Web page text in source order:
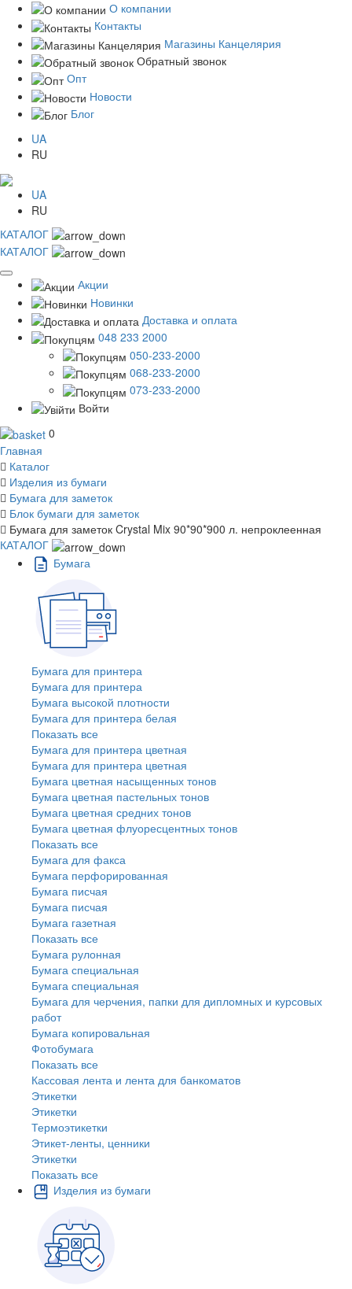
О компании
Контакты
Магазины Канцелярия
Обратный звонок
Опт
Новости
Блог
UA
RU
UA
RU
КАТАЛОГ
КАТАЛОГ
Акции
Новинки
Доставка и оплата
048 233 2000
050-233-2000
068-233-2000
073-233-2000
Войти
0
Главная
Каталог
Изделия из бумаги
Бумага для заметок
Блок бумаги для заметок
Бумага для заметок Crystal Mix 90*90*900 л. непроклеенная
КАТАЛОГ
Бумага
Бумага для принтера
Бумага для принтера
Бумага высокой плотности
Бумага для принтера белая
Показать все
Бумага для принтера цветная
Бумага для принтера цветная
Бумага цветная насыщенных тонов
Бумага цветная пастельных тонов
Бумага цветная средних тонов
Бумага цветная флуоресцентных тонов
Показать все
Бумага для факса
Бумага перфорированная
Бумага писчая
Бумага писчая
Бумага газетная
Показать все
Бумага рулонная
Бумага специальная
Бумага специальная
Бумага для черчения, папки для дипломных и курсовых
работ
Бумага копировальная
Фотобумага
Показать все
Кассовая лента и лента для банкоматов
Этикетки
Этикетки
Термоэтикетки
Этикет-ленты, ценники
Этикетки
Показать все
Изделия из бумаги